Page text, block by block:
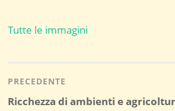
Tutte le immagini
articoli
PRECEDENTE
Post
Ricchezza di ambienti e